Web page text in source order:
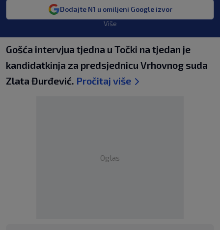
Dodajte N1 u omiljeni Google izvor
Više
Gošća intervjua tjedna u Točki na tjedan je
kandidatkinja za predsjednicu Vrhovnog suda
Zlata Đurđević. Pročitaj više
Oglas